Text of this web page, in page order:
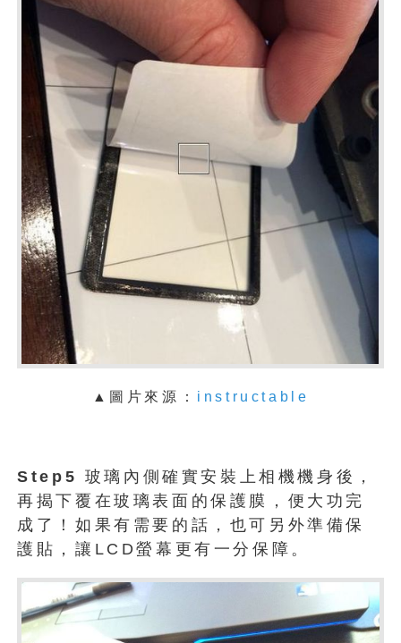
▲ 圖片來源： instructable
Step5 玻璃內側確實安裝上相機機身後，
再揭下覆在玻璃表面的保護膜，便大功完
成了！如果有需要的話，也可另外準備保
護貼，讓LCD螢幕更有一分保障。